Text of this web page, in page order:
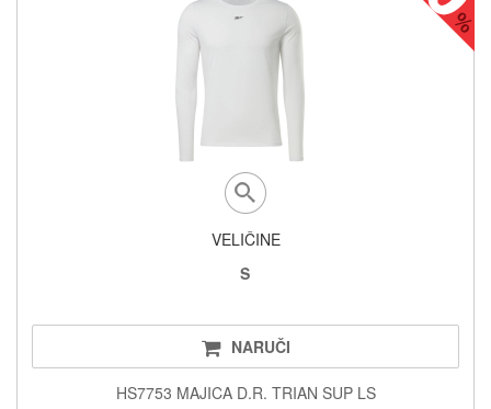
VELIČINE
S
NARUČI
HS7753 MAJICA D.R. TRIAN SUP LS